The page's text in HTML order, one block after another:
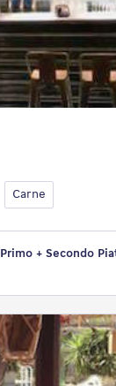
Carne
Primo + Secondo